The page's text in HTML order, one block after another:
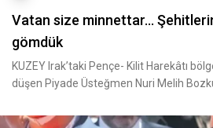
Vatan size minnettar...
gömdük
KUZEY Irak’taki Pençe- Kilit Harekâtı
düşen Piyade Üsteğmen Nuri Melih